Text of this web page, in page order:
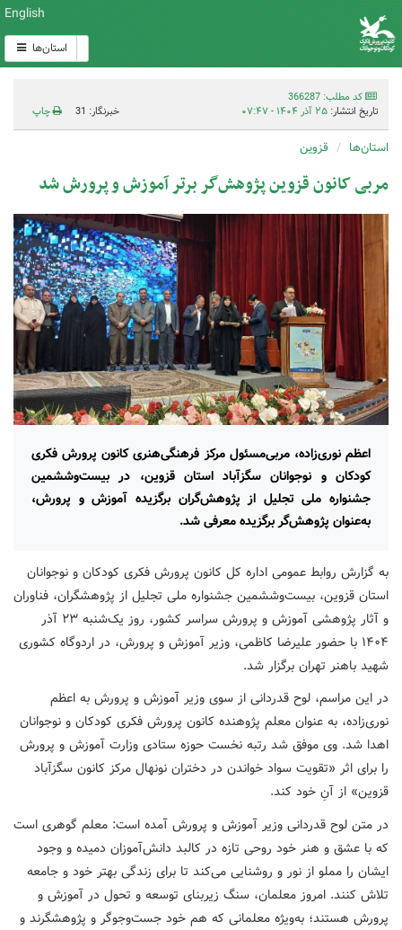
English
استان‌ها
کد مطلب: 366287
تاریخ انتشار: ۲۵ آذر ۱۴۰۴ - ۰۷:۴۷ خبرنگار: 31 چاپ
استان‌ها قزوین
مربی کانون قزوین پژوهش‌گر برتر آموزش‌ و پرورش شد
اعظم نوری‌زاده، مربی‌مسئول مرکز فرهنگی‌هنری کانون پرورش فکری
کودکان و نوجوانان سگزآباد استان قزوین، در بیست‌وششمین
جشنواره ملی تجلیل از پژوهش‌گران برگزیده آموزش‌ و پرورش،
به‌عنوان پژوهش‌گر برگزیده معرفی شد.
به گزارش روابط عمومی اداره کل کانون پرورش فکری کودکان و نوجوانان
استان قزوین، بیست‌وششمین جشنواره ملی تجلیل از پژوهشگران، فناوران
و آثار پژوهشی آموزش‌ و پرورش سراسر کشور، روز یک‌شنبه ۲۳ آذر
۱۴۰۴ با حضور علیرضا کاظمی، وزیر آموزش‌ و پرورش، در اردوگاه کشوری
شهید باهنر تهران برگزار شد.
در این مراسم، لوح قدردانی از سوی وزیر آموزش‌ و پرورش به اعظم
نوری‌زاده، به عنوان معلم پژوهنده کانون پرورش فکری کودکان و نوجوانان
اهدا شد. وی موفق شد رتبه نخست حوزه ستادی وزارت آموزش‌ و پرورش
را برای اثر «تقویت سواد خواندن در دختران نونهال مرکز کانون سگزآباد
قزوین» از آنِ خود کند.
در متن لوح قدردانی وزیر آموزش‌ و پرورش آمده است: معلم گوهری است
که با عشق و هنر خود روحی تازه در کالبد دانش‌آموزان دمیده و وجود
ایشان را مملو از نور و روشنایی می‌کند تا برای زندگی بهتر خود و جامعه
تلاش کنند. امروز معلمان، سنگ‌ زیربنای توسعه و تحول در آموزش‌ و
پرورش هستند؛ به‌ویژه معلمانی که هم خود جست‌وجوگر و پژوهشگرند و